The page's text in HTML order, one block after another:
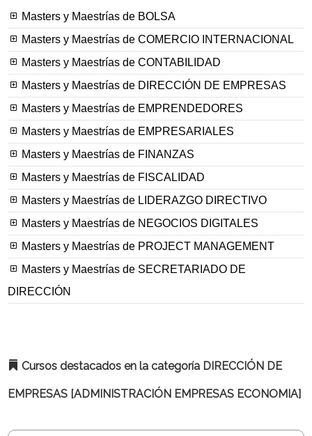
Masters y Maestrías de BOLSA
Masters y Maestrías de COMERCIO INTERNACIONAL
Masters y Maestrías de CONTABILIDAD
Masters y Maestrías de DIRECCIÓN DE EMPRESAS
Masters y Maestrías de EMPRENDEDORES
Masters y Maestrías de EMPRESARIALES
Masters y Maestrías de FINANZAS
Masters y Maestrías de FISCALIDAD
Masters y Maestrías de LIDERAZGO DIRECTIVO
Masters y Maestrías de NEGOCIOS DIGITALES
Masters y Maestrías de PROJECT MANAGEMENT
Masters y Maestrías de SECRETARIADO DE
DIRECCIÓN
Cursos destacados en la categoría DIRECCIÓN DE
EMPRESAS [ADMINISTRACIÓN EMPRESAS ECONOMIA]